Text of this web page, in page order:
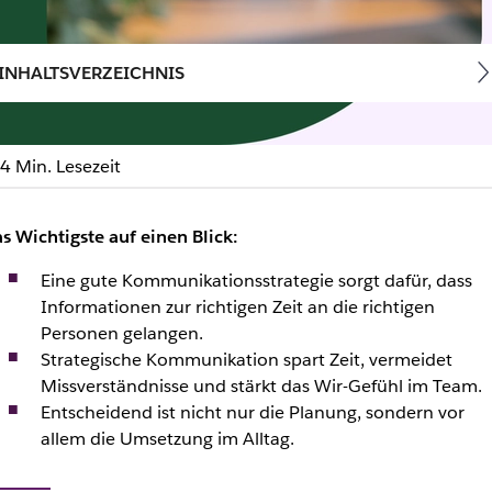
So funktionieren sie in
4 Min. Lesezeit
Wichtigste auf einen Blick:
Eine gute Kommunikationsstrategie sorgt dafür, dass
Informationen zur richtigen Zeit an die richtigen
Personen gelangen.
Strategische Kommunikation spart Zeit, vermeidet
Missverständnisse und stärkt das Wir-Gefühl im Team.
Entscheidend ist nicht nur die Planung, sondern vor
allem die Umsetzung im Alltag.